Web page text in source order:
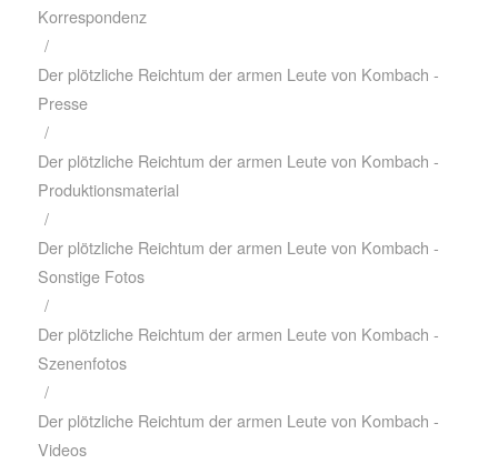
Korrespondenz
/
Der plötzliche Reichtum der armen Leute von Kombach -
Presse
/
Der plötzliche Reichtum der armen Leute von Kombach -
Produktionsmaterial
/
Der plötzliche Reichtum der armen Leute von Kombach -
Sonstige Fotos
/
Der plötzliche Reichtum der armen Leute von Kombach -
Szenenfotos
/
Der plötzliche Reichtum der armen Leute von Kombach -
Videos